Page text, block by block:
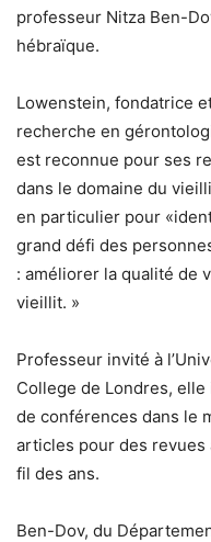
professeur Nitza Ben-
hébraïque.
Lowenstein, fondatrice
recherche en
est reconnue pour ses
dans le domaine du
en particulier pour
grand défi des
: améliorer la qualité de
vieillit. »
Professeur invité à
College de Londres,
de conférences dans le
articles pour des revues
fil des ans.
Ben-Dov, du